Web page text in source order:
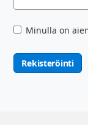
Minulla on
Rekisteröinti